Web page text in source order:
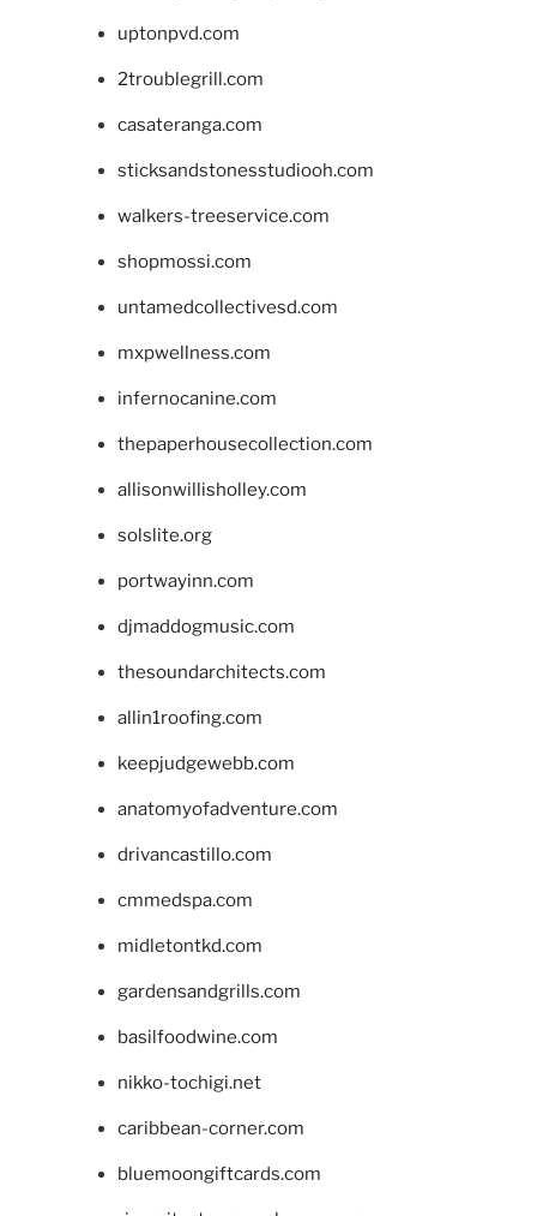
uptonpvd.com
2troublegrill.com
casateranga.com
sticksandstonesstudiooh.com
walkers-treeservice.com
shopmossi.com
untamedcollectivesd.com
mxpwellness.com
infernocanine.com
thepaperhousecollection.com
allisonwillisholley.com
solslite.org
portwayinn.com
djmaddogmusic.com
thesoundarchitects.com
allin1roofing.com
keepjudgewebb.com
anatomyofadventure.com
drivancastillo.com
cmmedspa.com
midletontkd.com
gardensandgrills.com
basilfoodwine.com
nikko-tochigi.net
caribbean-corner.com
bluemoongiftcards.com